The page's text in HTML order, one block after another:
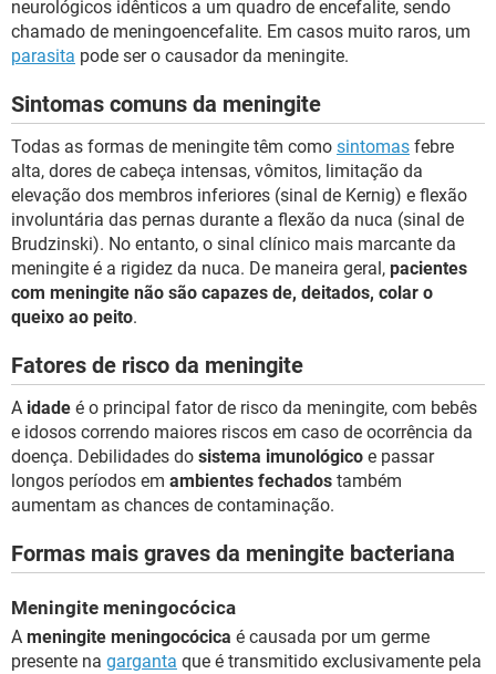
neurológicos idênticos a um quadro de encefalite, sendo
chamado de meningoencefalite. Em casos muito raros, um
parasita pode ser o causador da meningite.
Sintomas comuns da meningite
Todas as formas de meningite têm como sintomas febre
alta, dores de cabeça intensas, vômitos, limitação da
elevação dos membros inferiores (sinal de Kernig) e flexão
involuntária das pernas durante a flexão da nuca (sinal de
Brudzinski). No entanto, o sinal clínico mais marcante da
meningite é a rigidez da nuca. De maneira geral, pacientes
com meningite não são capazes de, deitados, colar o
queixo ao peito.
Fatores de risco da meningite
A idade é o principal fator de risco da meningite, com bebês
e idosos correndo maiores riscos em caso de ocorrência da
doença. Debilidades do sistema imunológico e passar
longos períodos em ambientes fechados também
aumentam as chances de contaminação.
Formas mais graves da meningite bacteriana
Meningite meningocócica
A meningite meningocócica é causada por um germe
presente na garganta que é transmitido exclusivamente pela